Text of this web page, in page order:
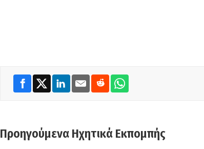
Προηγούμενα Ηχητικά Εκπομπής